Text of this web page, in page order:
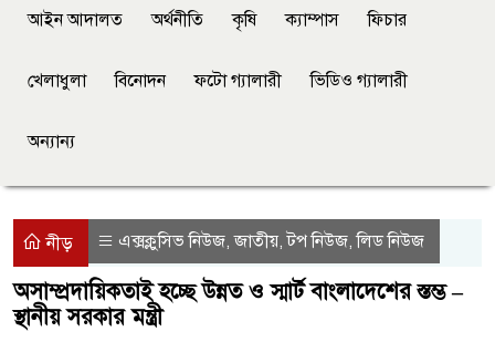
আইন আদালত অর্থনীতি কৃষি ক্যাম্পাস ফিচার
খেলাধুলা বিনোদন ফটো গ্যালারী ভিডিও গ্যালারী
অন্যান্য
নীড় এক্সক্লুসিভ নিউজ,জাতীয়,টপ নিউজ,লিড নিউজ
অসাম্প্রদায়িকতাই হচ্ছে উন্নত ও স্মার্ট বাংলাদেশের স্তম্ভ –
স্থানীয় সরকার মন্ত্রী